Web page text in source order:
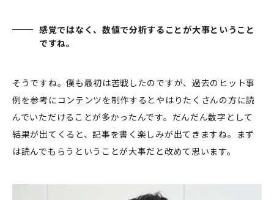
感覚ではなく、数値で分析することが大事ということ
ですね。
そうですね。僕も最初は苦戦したのですが、過去のヒット事
例を参考にコンテンツを制作するとやはりたくさんの方に読
んでいただけることが多かったんです。だんだん数字として
結果が出てくると、記事を書く楽しみが出てきますね。まず
は読んでもらうということが大事だと改めて思います。